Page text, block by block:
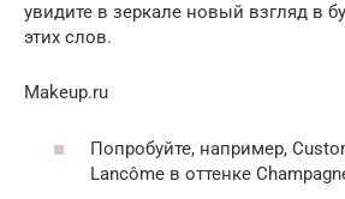
увидите в зеркале новый взгляд в
этих слов.
Makeup.ru
Попробуйте, например,
Lancôme в оттенке